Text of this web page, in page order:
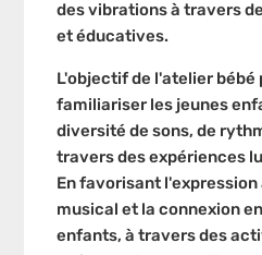
des vibrations à travers
et éducatives.
L'objectif de l'atelier bébé
familiariser les jeunes
diversité de sons, de
travers des expériences
En favorisant
musical et la connexion
enfants, à travers des